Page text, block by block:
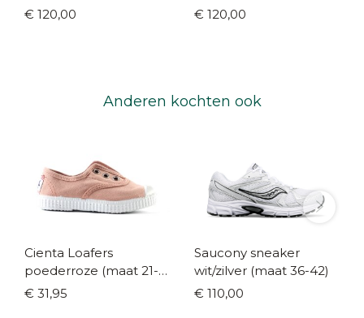
€ 120,00
€ 120,00
Anderen kochten ook
Cienta Loafers
poederroze (maat 21-
42)
€ 31,95
Saucony sneaker
wit/zilver (maat 36-42)
€ 110,00